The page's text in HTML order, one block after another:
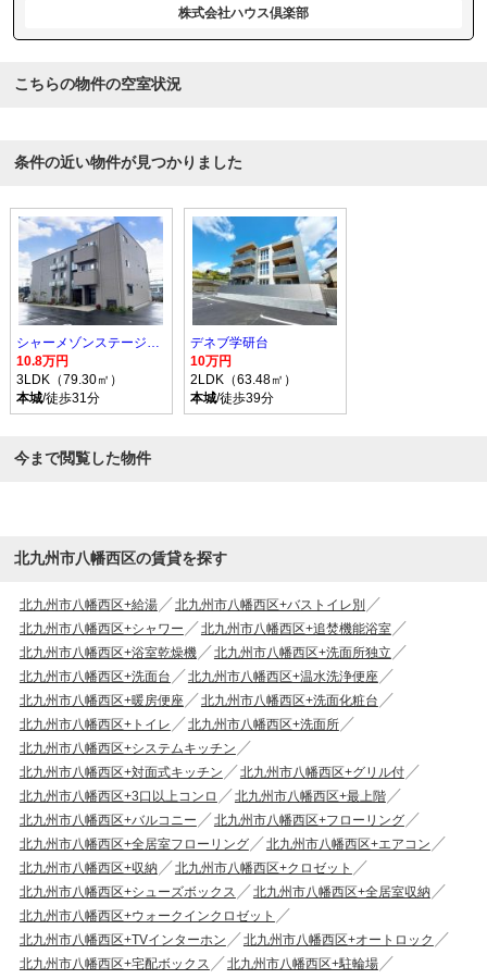
株式会社ハウス倶楽部
こちらの物件の空室状況
条件の近い物件が見つかりました
シャーメゾンステージ本城
10.8万円
3LDK（79.30㎡）
本城/徒歩31分
デネブ学研台
10万円
2LDK（63.48㎡）
本城/徒歩39分
今まで閲覧した物件
北九州市八幡西区の賃貸を探す
北九州市八幡西区+給湯
北九州市八幡西区+バストイレ別
北九州市八幡西区+シャワー
北九州市八幡西区+追焚機能浴室
北九州市八幡西区+浴室乾燥機
北九州市八幡西区+洗面所独立
北九州市八幡西区+洗面台
北九州市八幡西区+温水洗浄便座
北九州市八幡西区+暖房便座
北九州市八幡西区+洗面化粧台
北九州市八幡西区+トイレ
北九州市八幡西区+洗面所
北九州市八幡西区+システムキッチン
北九州市八幡西区+対面式キッチン
北九州市八幡西区+グリル付
北九州市八幡西区+3口以上コンロ
北九州市八幡西区+最上階
北九州市八幡西区+バルコニー
北九州市八幡西区+フローリング
北九州市八幡西区+全居室フローリング
北九州市八幡西区+エアコン
北九州市八幡西区+収納
北九州市八幡西区+クロゼット
北九州市八幡西区+シューズボックス
北九州市八幡西区+全居室収納
北九州市八幡西区+ウォークインクロゼット
北九州市八幡西区+TVインターホン
北九州市八幡西区+オートロック
北九州市八幡西区+宅配ボックス
北九州市八幡西区+駐輪場